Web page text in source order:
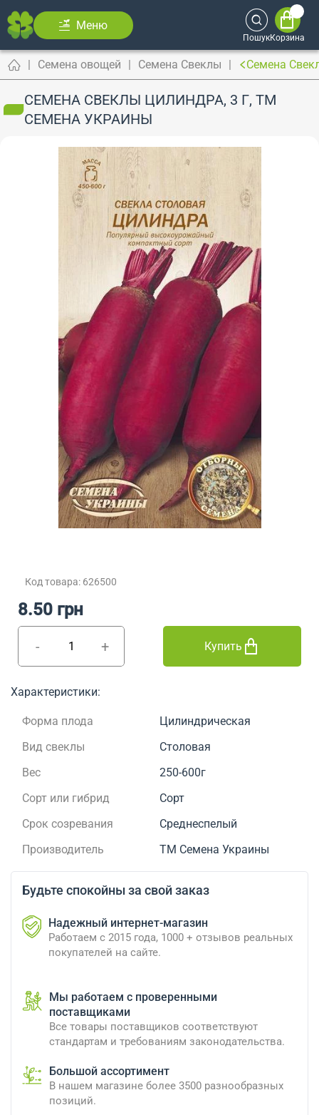
Меню
ПошукКорзина
Семена овощей Семена Свеклы Семена
СЕМЕНА СВЕКЛЫ ЦИЛИНДРА, 3 Г, ТМ
СЕМЕНА УКРАИНЫ
Код товара: 626500
- +
8.50 грн
Купить
Характеристики:
Форма плода
Цилиндрическая
Вид свеклы
Столовая
Вес
250-600г
Сорт или гибрид
Сорт
Срок созревания
Среднеспелый
Производитель
ТМ Семена Украины
Будьте спокойны за свой заказ
Надежный интернет-магазин
Работаем с 2015 года, 1000 + отзывов реальных
покупателей на сайте.
Мы работаем с проверенными
поставщиками
Все товары поставщиков соответствуют
стандартам и требованиям законодательства.
Большой ассортимент
В нашем магазине более 3500 разнообразных
позиций.